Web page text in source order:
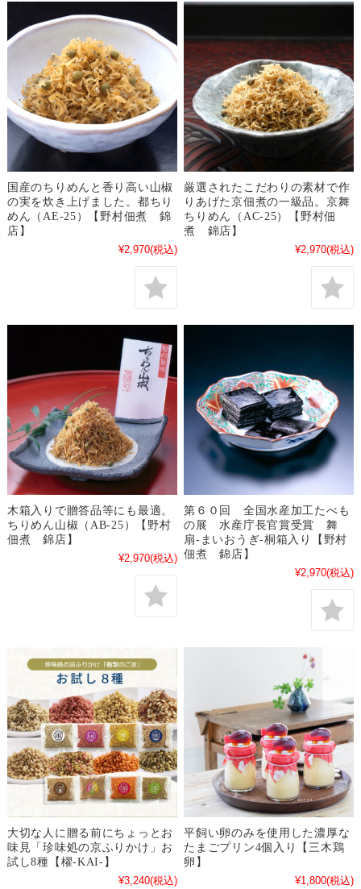
国産のちりめんと香り高い山椒
の実を炊き上げました。都ちり
めん（AE-25）【野村佃煮 錦
店】
¥2,970(税込)
厳選されたこだわりの素材で作
りあげた京佃煮の一級品。京舞
ちりめん（AC-25）【野村佃
煮 錦店】
¥2,970(税込)
木箱入りで贈答品等にも最適。
ちりめん山椒（AB-25）【野村
佃煮 錦店】
¥2,970(税込)
第６０回 全国水産加工たべも
の展 水産庁長官賞受賞 舞
扇-まいおうぎ-桐箱入り【野村
佃煮 錦店】
¥2,970(税込)
大切な人に贈る前にちょっとお
味見「珍味処の京ふりかけ」お
試し8種【櫂-KAI-】
¥3,240(税込)
平飼い卵のみを使用した濃厚な
たまごプリン4個入り【三木鶏
卵】
¥1,800(税込)